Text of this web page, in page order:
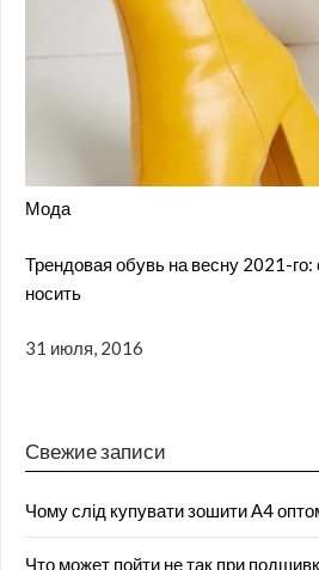
Мода
Трендовая обувь на весну 2021-го:
носить
31 июля, 2016
Свежие записи
Чому слід купувати зошити А4
Что может пойти не так при